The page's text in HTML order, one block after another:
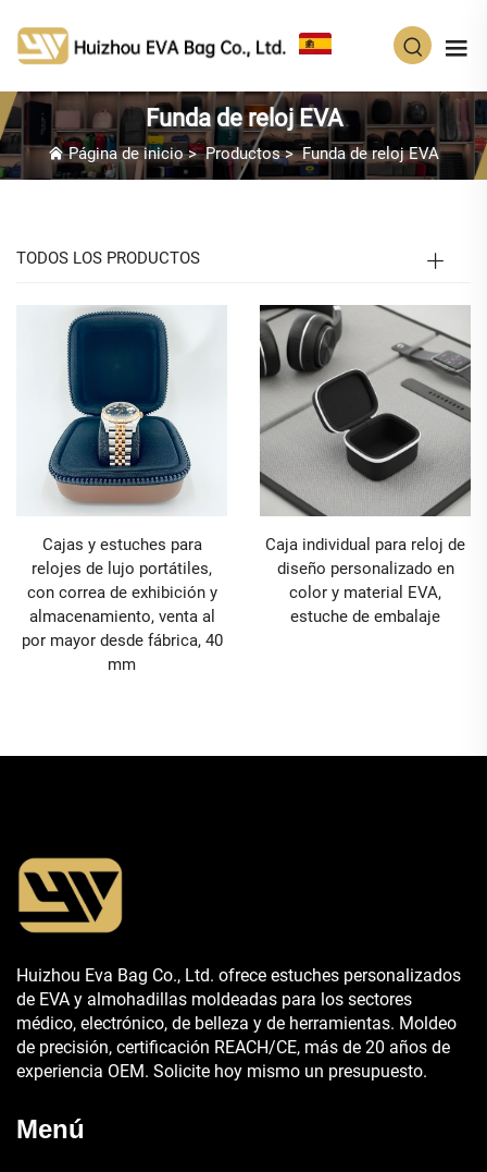
Funda de reloj EVA
Página de inicio>Productos>Funda de reloj EVA
TODOS LOS PRODUCTOS
Cajas y estuches para
relojes de lujo portátiles,
con correa de exhibición y
almacenamiento, venta al
por mayor desde fábrica, 40
mm
Caja individual para reloj de
diseño personalizado en
color y material EVA,
estuche de embalaje
Huizhou Eva Bag Co., Ltd. ofrece estuches personalizados
de EVA y almohadillas moldeadas para los sectores
médico, electrónico, de belleza y de herramientas. Moldeo
de precisión, certificación REACH/CE, más de 20 años de
experiencia OEM. Solicite hoy mismo un presupuesto.
Menú